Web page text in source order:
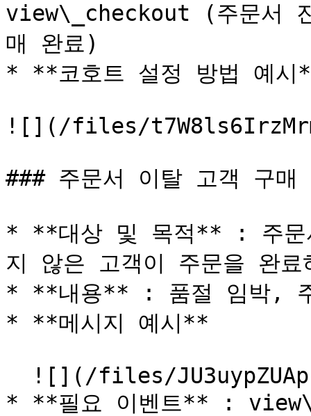
view\_checkout (주문서
매 완료)
* **코호트 설정 방법 예
![](/files/
### 주문서 이탈 고객 구매
* **대상 및 목적** : 주문
지 않은 고객이 주문을 완료
* **내용** : 품절 임박, 주
* **메시지 예시**
* **필요 이벤트** :